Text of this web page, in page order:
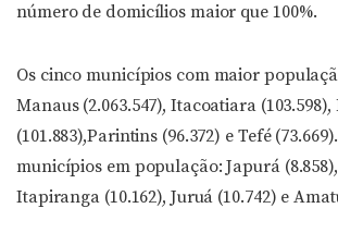
número de domicílios maior que 100%.
Os cinco municípios com maior
Manaus (2.063.547), Itacoatiara
(101.883),Parintins (96.372) e Tefé
municípios em população: Japurá
Itapiranga (10.162), Juruá (10.742) e